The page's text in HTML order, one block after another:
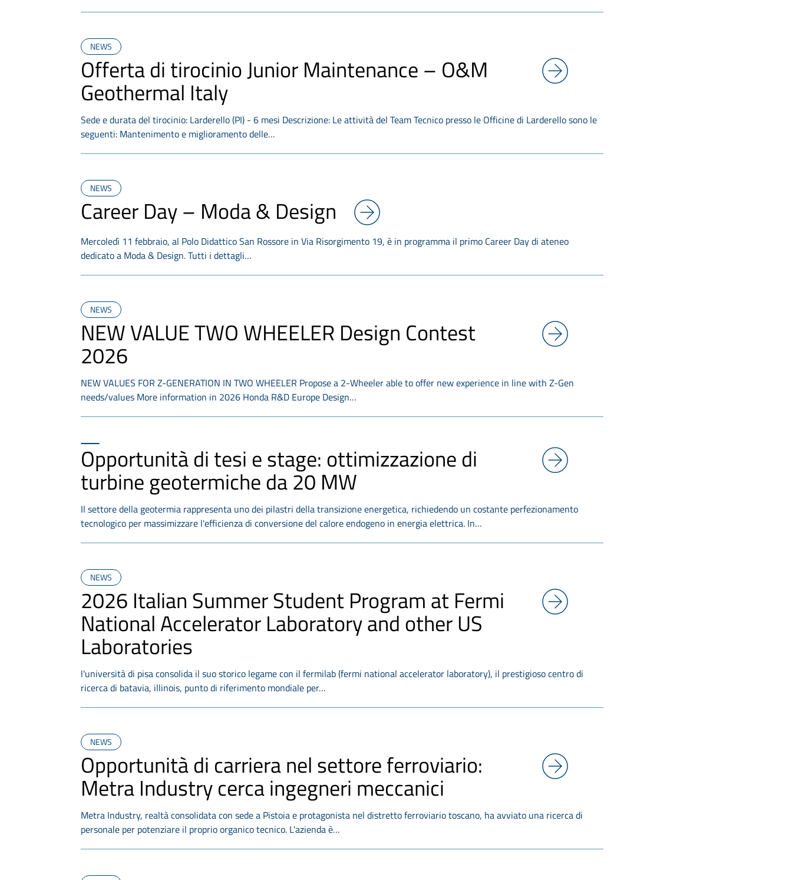
NEWS
Offerta di tirocinio Junior Maintenance – O&M
Geothermal Italy
Sede e durata del tirocinio: Larderello (PI) - 6 mesi Descrizione: Le attività del Team Tecnico presso le Officine di Larderello sono le
seguenti: Mantenimento e miglioramento delle…
NEWS
Career Day – Moda & Design
Mercoledì 11 febbraio, al Polo Didattico San Rossore in Via Risorgimento 19, è in programma il primo Career Day di ateneo
dedicato a Moda & Design. Tutti i dettagli…
NEWS
NEW VALUE TWO WHEELER Design Contest
2026
NEW VALUES FOR Z-GENERATION IN TWO WHEELER Propose a 2-Wheeler able to offer new experience in line with Z-Gen
needs/values More information in 2026 Honda R&D Europe Design…
Opportunità di tesi e stage: ottimizzazione di
turbine geotermiche da 20 MW
Il settore della geotermia rappresenta uno dei pilastri della transizione energetica, richiedendo un costante perfezionamento
tecnologico per massimizzare l'efficienza di conversione del calore endogeno in energia elettrica. In…
NEWS
2026 Italian Summer Student Program at Fermi
National Accelerator Laboratory and other US
Laboratories
l'università di pisa consolida il suo storico legame con il fermilab (fermi national accelerator laboratory), il prestigioso centro di
ricerca di batavia, illinois, punto di riferimento mondiale per…
NEWS
Opportunità di carriera nel settore ferroviario:
Metra Industry cerca ingegneri meccanici
Metra Industry, realtà consolidata con sede a Pistoia e protagonista nel distretto ferroviario toscano, ha avviato una ricerca di
personale per potenziare il proprio organico tecnico. L'azienda è…